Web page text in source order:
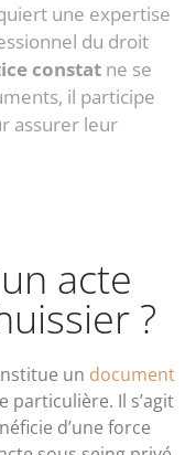
une expertise
du droit
constat ne se
il participe
assurer leur
acte
?
un document
particulière. Il s’agit
d’une force